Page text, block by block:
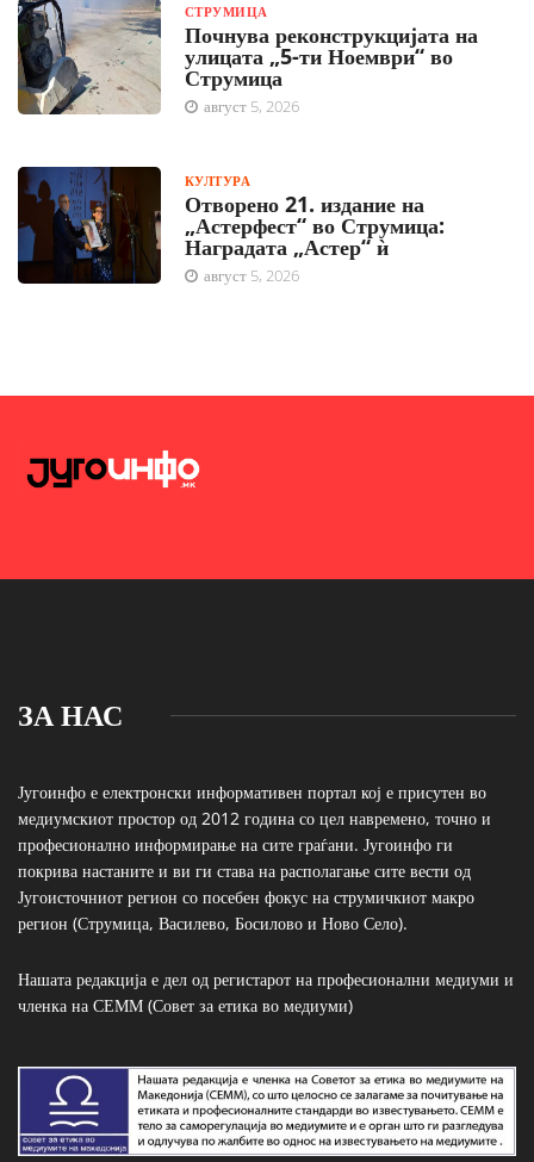
СТРУМИЦА
Почнува реконструкцијата на
улицата „5-ти Ноември“ во
Струмица
август 5, 2026
КУЛТУРА
Отворено 21. издание на
„Астерфест“ во Струмица:
Наградата „Астер“ ѝ
август 5, 2026
ЗА НАС
Југоинфо е електронски информативен портал кој е присутен во
медиумскиот простор од 2012 година со цел навремено, точно и
професионално информирање на сите граѓани. Југоинфо ги
покрива настаните и ви ги става на располагање сите вести од
Југоисточниот регион со посебен фокус на струмичкиот макро
регион (Струмица, Василево, Босилово и Ново Село).
Нашата редакција е дел од регистарот на професионални медиуми и
членка на СЕММ (Совет за етика во медиуми)